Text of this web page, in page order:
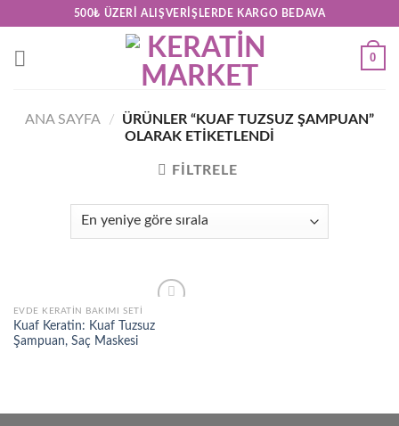
content
500₺ ÜZERI ALIŞVERIŞLERDE KARGO BEDAVA
0
ANA SAYFA /
ÜRÜNLER “KUAF TUZSUZ ŞAMPUAN”
OLARAK ETIKETLENDI
FILTRELE
wishlist
EVDE KERATIN BAKIMI SETI
Kuaf Keratin: Kuaf Tuzsuz
Şampuan, Saç Maskesi